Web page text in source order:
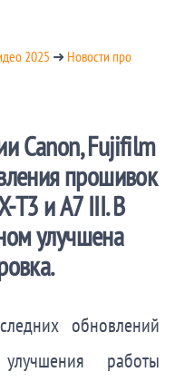
2025 ➜ Новости про
Canon, Fujifilm
прошивок
T3 и A7 III. В
улучшена
обновлений
работы